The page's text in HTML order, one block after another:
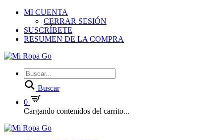
MI CUENTA
CERRAR SESIÓN
SUSCRÍBETE
RESUMEN DE LA COMPRA
Buscar
0
Cargando contenidos del carrito...